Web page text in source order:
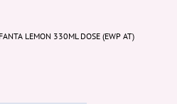
LEMON 330ML DOSE (EWP AT)